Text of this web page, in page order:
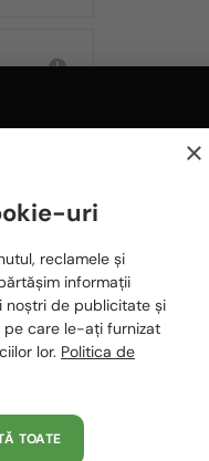
ȘI DE
pentru tine:
×
uri
reclamele și
informații
noștri de publicitate și
pe care le-ați furnizat
lor. Politica de
TOATE